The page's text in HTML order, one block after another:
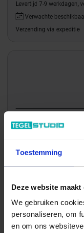
Toestemming
Deze website
We gebruiken
personaliseren, om
en om ons
Levertijd 7-9 werkdagen,
Verwachte
Verzending via expeditie